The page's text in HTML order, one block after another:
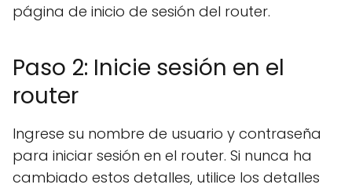
página de inicio de sesión del router.
Paso 2: Inicie sesión en el
router
Ingrese su nombre de usuario y contraseña
para iniciar sesión en el router. Si nunca ha
cambiado estos detalles, utilice los detalles